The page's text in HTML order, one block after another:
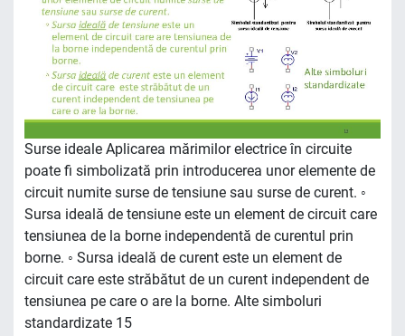
Surse ideale Aplicarea mărimilor electrice în circuite
poate fi simbolizată prin introducerea unor elemente de
circuit numite surse de tensiune sau surse de curent. ◦
Sursa ideală de tensiune este un element de circuit care
tensiunea de la borne independentă de curentul prin
borne. ◦ Sursa ideală de curent este un element de
circuit care este străbătut de un curent independent de
tensiunea pe care o are la borne. Alte simboluri
standardizate 15